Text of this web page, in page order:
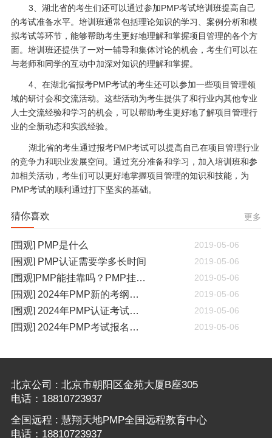
3、湖北省的考生们还可以通过参加PMP考试培训班提高自己
的考试准备水平。培训班通常包括理论知识的学习、案例分析和模
拟考试等环节，能够帮助考生更好地理解和掌握项目管理的各个方
面。培训班还提供了一对一辅导和集体讨论的机会，考生们可以在
与老师和同学的互动中加深对知识的理解和掌握。
4、在湖北省报考PMP考试的考生还可以参加一些项目管理领
域的研讨会和交流活动。这些活动为考生提供了和行业内其他专业
人士交流经验和学习的机会，可以帮助考生更好地了解项目管理行
业的全新动态和实践经验。
湖北省的考生通过报考PMP考试可以提高自己在项目管理行业
的竞争力和职业发展空间。通过充分准备和学习，加入培训班和参
加相关活动，考生们可以更好地掌握项目管理的知识和技能，为
PMP考试的顺利通过打下坚实的基础。
猜你喜欢 更多
[围观] PMP是什么 2019-05-06
[围观] PMP认证需要学多长时间 2019-05-06
[围观]PMP能挂靠吗？PMP挂靠一年多少钱 2019-05-06
[围观] 2024年PMP新的考纲有哪些变化 2019-05-06
[围观] 2024年PMP认证考试什么时候开考 2019-05-06
[围观] 2024年PMP考试报名通知 2019-05-06
北京公司 : 北京市朝阳区金苑大厦B座305
电话：18810723937
全国远程 : 慧翔天地PMP全国远程教育中心
电话：18810723937